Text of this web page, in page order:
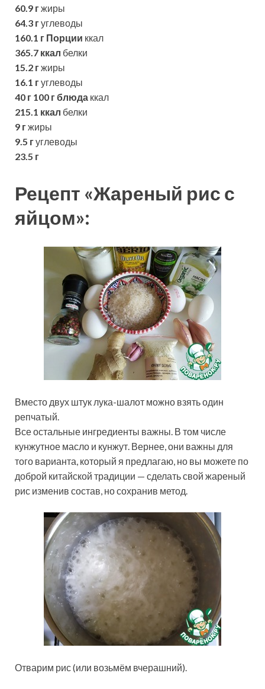
60.9 гжиры
64.3 гуглеводы
160.1 г Порции ккал
365.7 ккал белки
15.2 гжиры
16.1 гуглеводы
40 г 100 г блюда ккал
215.1 ккал белки
9 гжиры
9.5 гуглеводы
23.5 г
Рецепт «Жареный рис с
яйцом»:
Вместо двух штук лука-шалот можно взять один
репчатый.
Все остальные ингредиенты важны. В том числе
кунжутное масло и кунжут. Вернее, они важны для
того варианта, который я предлагаю, но вы можете по
доброй китайской традиции — сделать свой жареный
рис изменив состав, но сохранив метод.
Отварим рис (или возьмём вчерашний).